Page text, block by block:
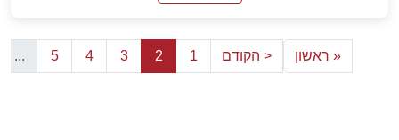
« ראשון < הקודם 1
2
3
4
5
...